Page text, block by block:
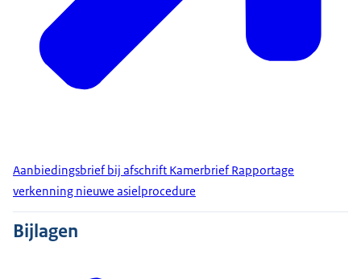
Aanbiedingsbrief bij afschrift Kamerbrief Rapportage
verkenning nieuwe asielprocedure
Bijlagen